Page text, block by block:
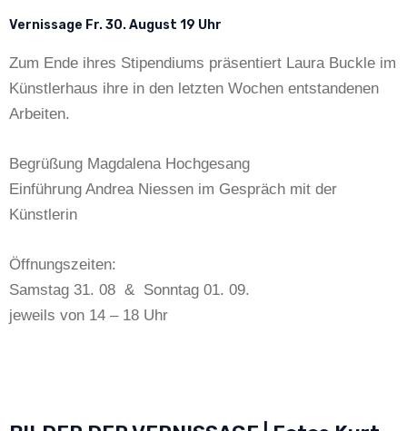
Vernissage Fr. 30. August 19 Uhr
Zum Ende ihres Stipendiums präsentiert Laura Buckle im
Künstlerhaus ihre in den letzten Wochen entstandenen
Arbeiten.
Begrüßung Magdalena Hochgesang
Einführung Andrea Niessen im Gespräch mit der
Künstlerin
Öffnungszeiten:
Samstag 31. 08 & Sonntag 01. 09.
jeweils von 14 – 18 Uhr